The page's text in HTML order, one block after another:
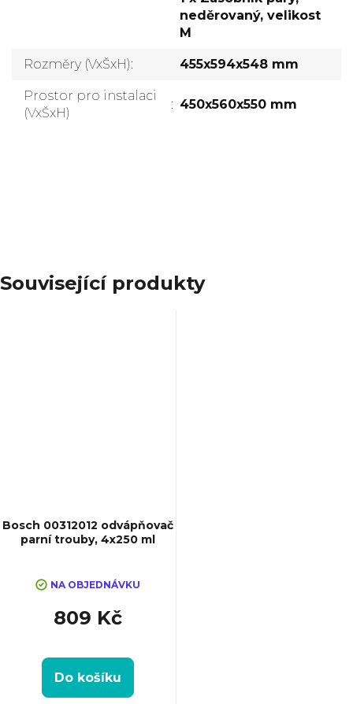
Související produkty
Bosch 00312012 odvápňovač
parní trouby, 4x250 ml
NA OBJEDNÁVKU
809 Kč
Do košíku
neděrovaný, velikost
M
Rozměry (VxŠxH): 455x594x548 mm
Prostor pro instalaci
(VxŠxH)
: 450x560x550 mm